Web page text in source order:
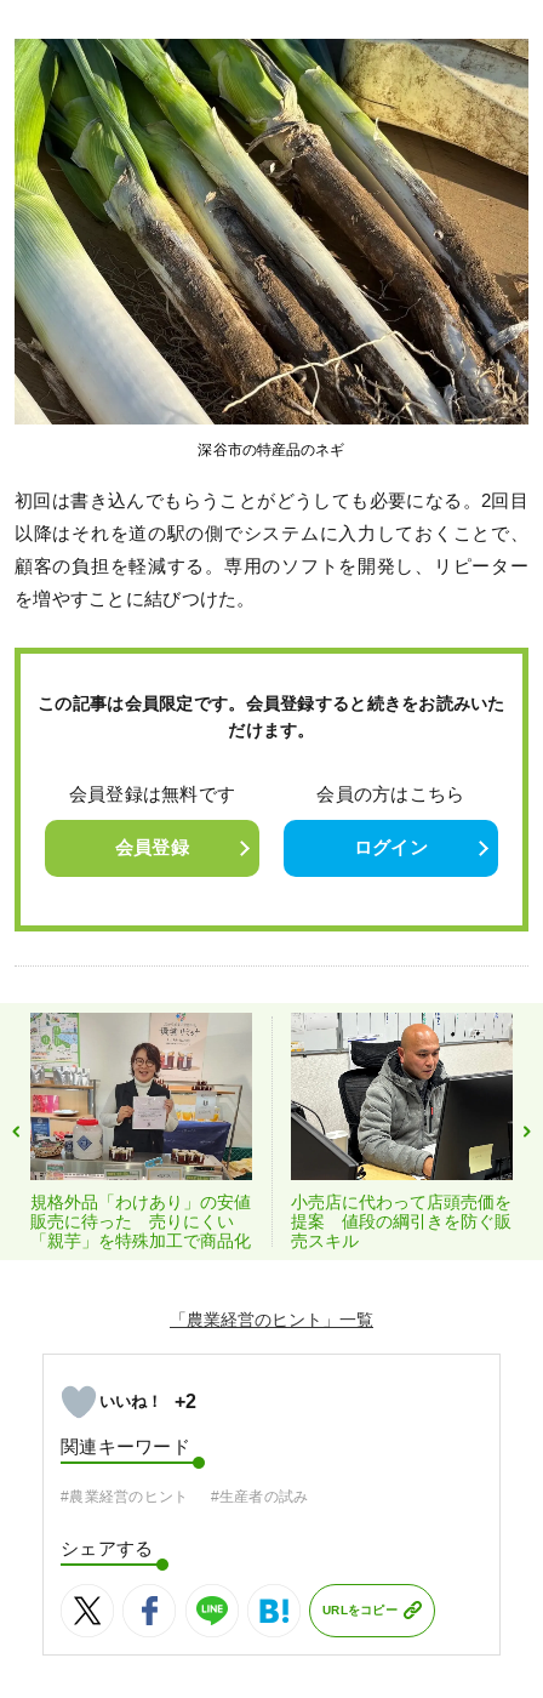
深谷市の特産品のネギ
初回は書き込んでもらうことがどうしても必要になる。2回目
以降はそれを道の駅の側でシステムに入力しておくことで、
顧客の負担を軽減する。専用のソフトを開発し、リピーター
を増やすことに結びつけた。
この記事は会員限定です。会員登録すると続きをお読みいた
だけます。
会員登録は無料です
会員登録
会員の方はこちら
ログイン
規格外品「わけあり」の安値
販売に待った 売りにくい
「親芋」を特殊加工で商品化
小売店に代わって店頭売価を
提案 値段の綱引きを防ぐ販
売スキル
「農業経営のヒント」
+2
関連キーワード
#農業経営のヒント #生産者の試み
シェアする
URLをコピー